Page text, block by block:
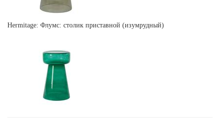
Hermitage: Флумс: столик приставной (изумрудный)